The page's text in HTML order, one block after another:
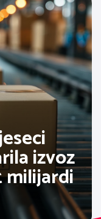
izvoz
milijardi